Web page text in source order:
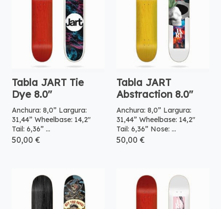
Tabla JART Tie
Dye 8.0″
Anchura: 8,0” Largura:
31,44” Wheelbase: 14,2″
Tail: 6,36” ...
50,00 €
Tabla JART
Abstraction 8.0″
Anchura: 8,0” Largura:
31,44” Wheelbase: 14,2″
Tail: 6,36” Nose: ...
50,00 €